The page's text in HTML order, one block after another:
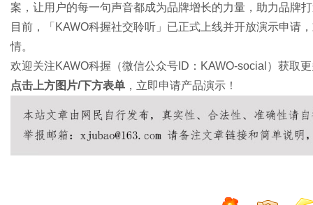
案，让用户的每一句声音都成为品牌增长的力量，助力品牌
目前，「KAWO科握社交聆听」已正式上线并开放演示申请
情。
欢迎关注KAWO科握（微信公众号ID：KAWO-social）获取
点击上方图片/下方表单 ，立即申请产品演示！